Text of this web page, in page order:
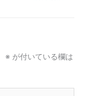
※ が付いている欄は